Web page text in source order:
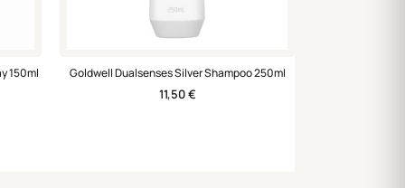
150ml Goldwell Dualsenses Silver Shampoo 250ml
11,50€